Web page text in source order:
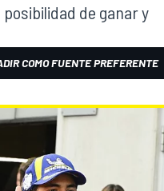
de ganar y
COMO FUENTE PREFERENTE